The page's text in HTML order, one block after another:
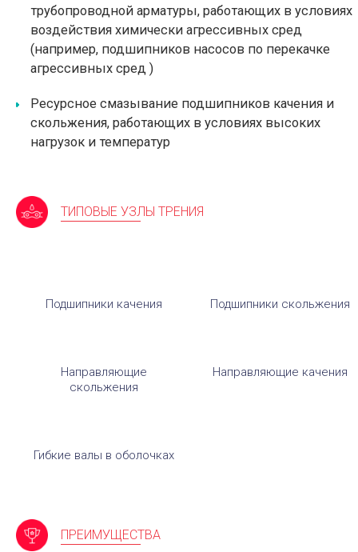
трубопроводной арматуры, работающих в условиях
воздействия химически агрессивных сред
(например, подшипников насосов по перекачке
агрессивных сред )
Ресурсное смазывание подшипников качения и
скольжения, работающих в условиях высоких
нагрузок и температур
ТИПОВЫЕ УЗЛЫ ТРЕНИЯ
Подшипники качения Подшипники скольжения
Направляющие
скольжения
Направляющие качения
Гибкие валы в оболочках
ПРЕИМУЩЕСТВА